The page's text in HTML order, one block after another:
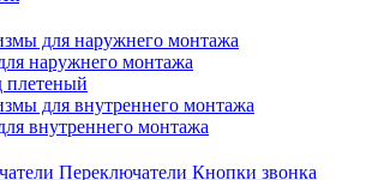
для наружнего монтажа
наружнего монтажа
плетеный
для внутреннего монтажа
внутреннего монтажа
Переключатели Кнопки звонка